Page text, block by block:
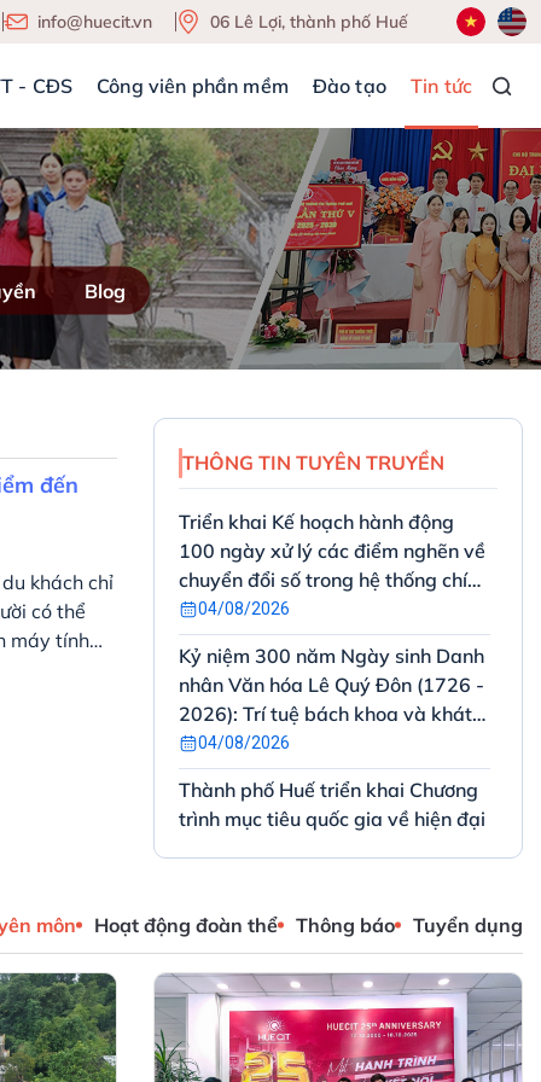
info@huecit.vn 06 Lê Lợi, thành phố Huế
- CĐS Công viên phần mềm Đào tạo Tin tức
Blog
đến
khách chỉ
có thể
máy tính
THÔNG TIN TUYÊN TRUYỀN
Triển khai Kế hoạch hành động
100 ngày xử lý các điểm nghẽn về
chuyển đổi số trong hệ thống chính
trị tại thành phố Huế
04/08/2026
Kỷ niệm 300 năm Ngày sinh Danh
nhân Văn hóa Lê Quý Đôn (1726 -
2026): Trí tuệ bách khoa và khát
vọng phụng sự đất nước
04/08/2026
Thành phố Huế triển khai Chương
trình mục tiêu quốc gia về hiện đại
Tiếp tục đẩy mạnh Phong trào
“Bình dân học vụ số” nhằm thực
hiện tốt Nghị quyết 57-NQ/TW
của Bộ Chính trị trên địa bàn
thành phố Huế
31/07/2026
Quyết định phê duyệt Đề án Phát
môn Hoạt động đoàn thể Thông báo Tuyển dụng